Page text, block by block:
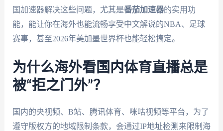
国加速器解决这些问题，尤其是番茄加速器的实用功
能，能让你在海外也能流畅享受中文解说的NBA、足球
赛事，甚至2026年美加墨世界杯也能轻松搞定。
为什么海外看国内体育直播总是
被“拒之门外”？
国内的央视频、B站、腾讯体育、咪咕视频等平台，为了
遵守版权方的地域限制条款，会通过IP地址检测来限制海